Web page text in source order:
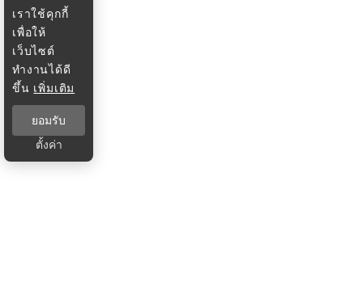
เราใช้คุกกี้
เพื่อให้
เว็บไซต์
ทำงานได้ดี
ขึ้น เพิ่มเติม
ยอมรับ
ตั้งค่า